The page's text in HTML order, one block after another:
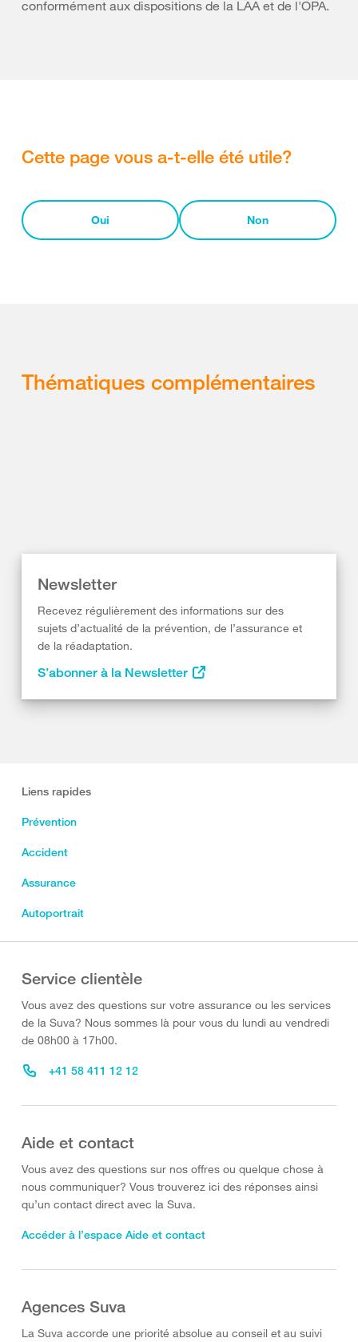
conformément aux dispositions de la LAA et de l'OPA.
Cette page vous a-t-elle été utile?
Oui Non
Thématiques complémentaires
Newsletter
Recevez régulièrement des informations sur des
sujets d’actualité de la prévention, de l’assurance et
de la réadaptation.
S’abonner à la Newsletter
Liens rapides
Prévention
Accident
Assurance
Autoportrait
Service clientèle
Vous avez des questions sur votre assurance ou les services
de la Suva? Nous sommes là pour vous du lundi au vendredi
de 08h00 à 17h00.
+41 58 411 12 12
Aide et contact
Vous avez des questions sur nos offres ou quelque chose à
nous communiquer? Vous trouverez ici des réponses ainsi
qu’un contact direct avec la Suva.
Accéder à l’espace Aide et contact
Agences Suva
La Suva accorde une priorité absolue au conseil et au suivi